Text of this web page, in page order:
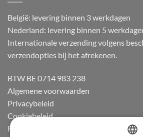
België: levering binnen 3 werkdagen
Nederland: levering binnen 5
Internationale verzending volgens
verzendopties bij het afrekenen.
BTW BE 0714 983 238
Algemene voorwaarden
Privacybeleid
Cookiebeleid
Retourneren